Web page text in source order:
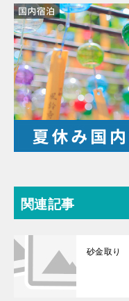
関連記事
砂金取り